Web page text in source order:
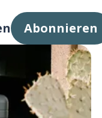
Abonnieren